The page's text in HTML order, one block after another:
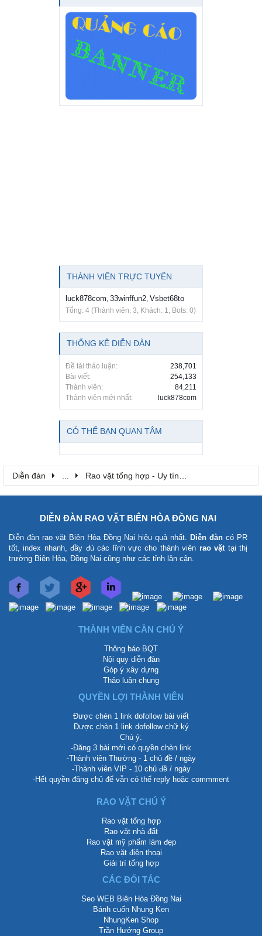
THÀNH VIÊN TRỰC TUYẾN
luck878com, 33winffun2, Vsbet68to
Tổng: 4 (Thành viên: 3, Khách: 1, Bots: 0)
THỐNG KÊ DIỄN ĐÀN
Đề tài thảo luận:
238,701
Bài viết:
254,133
Thành viên:
84,211
Thành viên mới nhất:
luck878com
CÓ THỂ BẠN QUAN TÂM
Diễn đàn ... Rao vặt tổng hợp - Uy tín - Miễn phí
DIỄN ĐÀN RAO VẶT BIÊN HÒA ĐỒNG NAI
Diễn đàn rao vặt Biên Hòa Đồng Nai hiệu quả nhất. Diễn đàn có PR
tốt, index nhanh, đầy đủ các lĩnh vực cho thành viên rao vặttại thị
trường Biên Hòa, Đồng Nai cũng như các tỉnh lân cận.
THÀNH VIÊN CẦN CHÚ Ý
Thông báo BQT
Nội quy diễn đàn
Góp ý xây dựng
Thảo luận chung
QUYỀN LỢI THÀNH VIÊN
Được chèn 1 link dofollow bài viết
Được chèn 1 link dofollow chữ ký
Chú ý:
-Đăng 3 bài mới có quyền chèn link
-Thành viên Thường - 1 chủ đề / ngày
-Thành viên VIP - 10 chủ đề / ngày
-Hết quyền đăng chủ để vẫn có thể reply hoặc commment
RAO VẶT CHÚ Ý
Rao vặt tổng hợp
Rao vặt nhà đất
Rao vặt mỹ phẩm làm đẹp
Rao vặt điện thoại
Giải trí tổng hợp
CÁC ĐỐI TÁC
Seo WEB Biên Hòa Đồng Nai
Bánh cuốn Nhung Ken
NhungKen Shop
Trần Hướng Group